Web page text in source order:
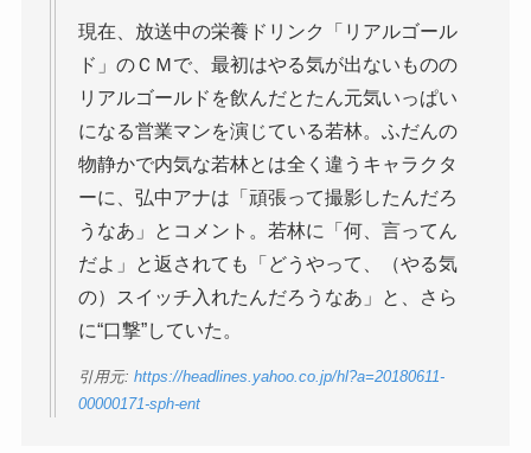
現在、放送中の栄養ドリンク「リアルゴール
ド」のＣＭで、最初はやる気が出ないものの
リアルゴールドを飲んだとたん元気いっぱい
になる営業マンを演じている若林。ふだんの
物静かで内気な若林とは全く違うキャラクタ
ーに、弘中アナは「頑張って撮影したんだろ
うなあ」とコメント。若林に「何、言ってん
だよ」と返されても「どうやって、（やる気
の）スイッチ入れたんだろうなあ」と、さら
に“口撃”していた。
引用元: https://headlines.yahoo.co.jp/hl?a=20180611-
00000171-sph-ent